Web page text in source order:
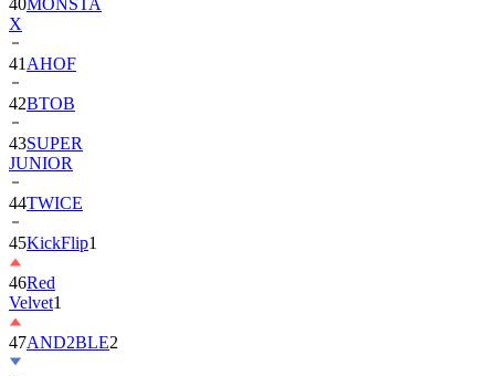
41
42 BTOB
43SUPER
JUNIOR
44TWICE
45KickFlip
46Red
Velvet
47AND2BLE
48
パ